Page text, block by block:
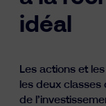
Ressources
idéal
Les actions et
les deux classes
de